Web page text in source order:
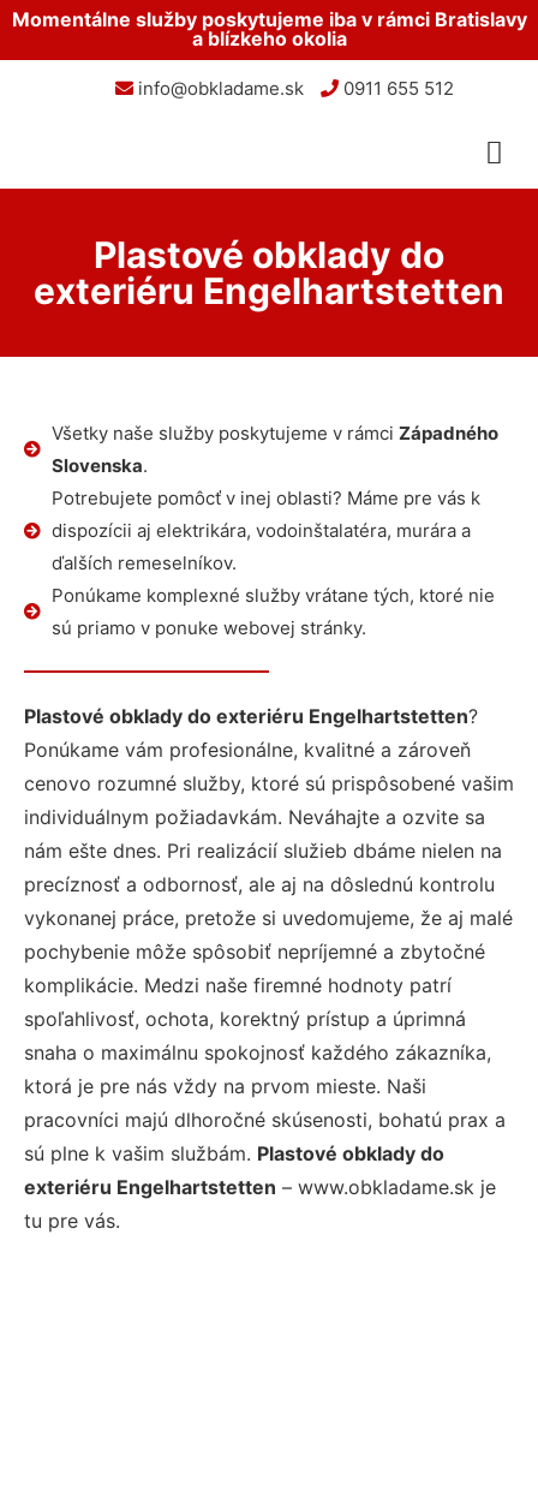
Momentálne služby poskytujeme iba v rámci Bratislavy
a blízkeho okolia
info@obkladame.sk 0911 655 512
Plastové obklady do
exteriéru Engelhartstetten
Všetky naše služby poskytujeme v rámci Západného
Slovenska.
Potrebujete pomôcť v inej oblasti? Máme pre vás k
dispozícii aj elektrikára, vodoinštalatéra, murára a
ďalších remeselníkov.
Ponúkame komplexné služby vrátane tých, ktoré nie
sú priamo v ponuke webovej stránky.
Plastové obklady do exteriéru Engelhartstetten?
Ponúkame vám profesionálne, kvalitné a zároveň
cenovo rozumné služby, ktoré sú prispôsobené vašim
individuálnym požiadavkám. Neváhajte a ozvite sa
nám ešte dnes. Pri realizácií služieb dbáme nielen na
precíznosť a odbornosť, ale aj na dôslednú kontrolu
vykonanej práce, pretože si uvedomujeme, že aj malé
pochybenie môže spôsobiť nepríjemné a zbytočné
komplikácie. Medzi naše firemné hodnoty patrí
spoľahlivosť, ochota, korektný prístup a úprimná
snaha o maximálnu spokojnosť každého zákazníka,
ktorá je pre nás vždy na prvom mieste. Naši
pracovníci majú dlhoročné skúsenosti, bohatú prax a
sú plne k vašim službám. Plastové obklady do
exteriéru Engelhartstetten – www.obkladame.sk je
tu pre vás.